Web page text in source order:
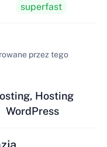
superfast
przez tego
Hosting
WordPress